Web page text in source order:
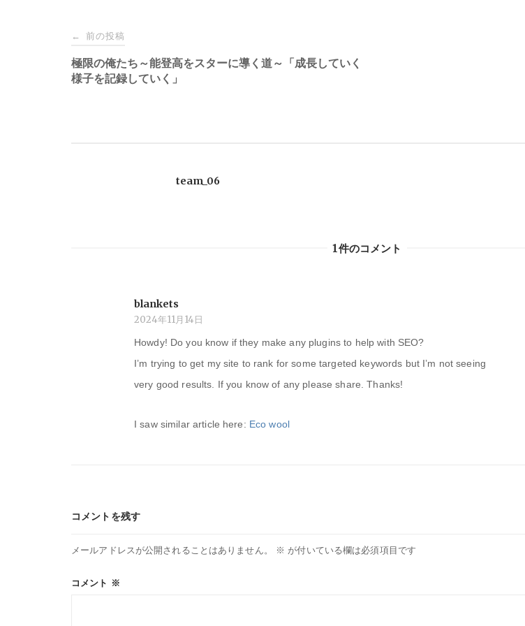
投
稿
← 前の投稿
極限の俺たち～能登高をスターに導く道～「成長していく
様子を記録していく」
team_06
1件のコメント
blankets
2024年11月14日
Howdy! Do you know if they make any plugins to help with SEO?
I’m trying to get my site to rank for some targeted keywords but I’m not seeing
very good results. If you know of any please share. Thanks!
I saw similar article here: Eco wool
コメントを残す
メールアドレスが公開されることはありません。 ※ が付いている欄は必須項目です
コメント ※